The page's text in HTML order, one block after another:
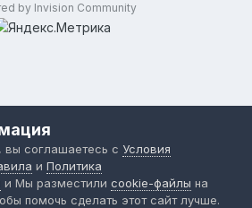
by Invision Community
вы соглашаетесь с Условия
и Политика
и Мы разместили cookie-файлы на
помочь сделать этот сайт лучше.